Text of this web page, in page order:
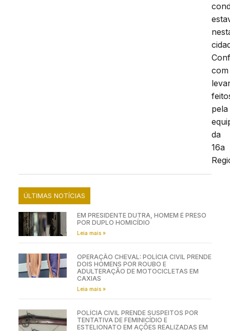
com
pela
da
16a
ÚLTIMAS NOTÍCIAS
EM PRESIDENTE DUTRA, HOMEM É PRESO
POR DUPLO HOMICÍDIO
Leia mais »
OPERAÇÃO CHEVAL: POLÍCIA CIVIL PRENDE
DOIS HOMENS POR ROUBO E
ADULTERAÇÃO DE MOTOCICLETAS EM
CAXIAS
Leia mais »
POLÍCIA CIVIL PRENDE SUSPEITOS POR
TENTATIVA DE FEMINICÍDIO E
ESTELIONATO EM AÇÕES REALIZADAS EM